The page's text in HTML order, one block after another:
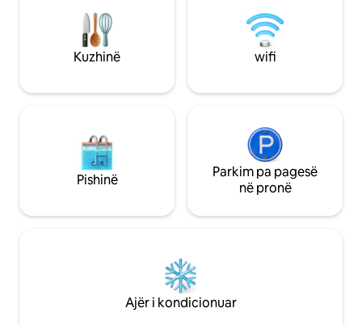
pasme. Shënim # 1 B (shtëpi e re në
Parkimi në rrugë kontrollo shenjën e
jastëk + karrige për
jastëkë për 4 të rritur. 2
palosshëm
dispozicion Wifi
Kuzhinë wifi
Pishinë
Parkim pa pagesë
në pronë
Ajër i kondicionuar